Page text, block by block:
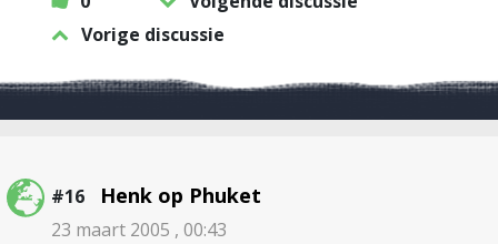
Vorige discussie
#16 Henk op Phuket
23 maart 2005 , 00:43